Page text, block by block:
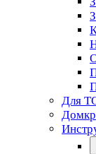
Для